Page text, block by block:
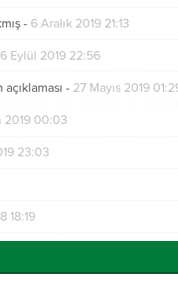
- 6 Aralık 2019 21:13
Eylül 2019 22:56
- 27 Mayıs 2019
2019 00:03
23:03
18:19